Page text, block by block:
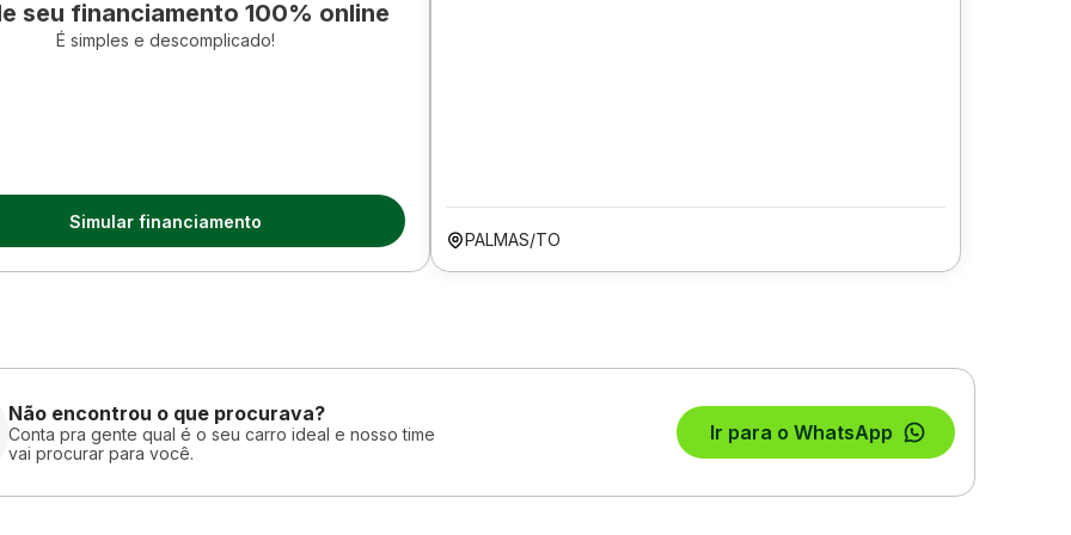
seu financiamento 100% online
É simples e descomplicado!
Simular financiamento
PALMAS/TO
Não encontrou o que procurava?
Conta pra gente qual é o seu carro ideal e nosso time
vai procurar para você.
Ir para o WhatsApp